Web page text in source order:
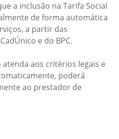
a inclusão na Tarifa Social
de forma automática
a partir das
e do BPC.
aos critérios legais e
poderá
ao prestador de